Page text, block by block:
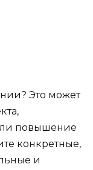
Это может
повышение
конкретные,
и